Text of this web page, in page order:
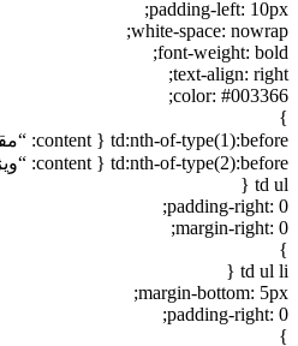
padding-left: 10px;
white-space: nowrap;
font-weight: bold;
text-align: right;
color: #003366;
}
td:nth-of-type(1):before { content: “مقطع: “; }
td:nth-of-type(2):before { content: “ویژگی‌ها و تاثیر بر هزینه: “; }
td ul {
padding-right: 0;
margin-right: 0;
}
td ul li {
margin-bottom: 5px;
padding-right: 0;
}